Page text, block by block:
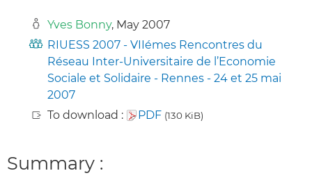
Yves Bonny, May 2007
RIUESS 2007 - VIIémes Rencontres du
Réseau Inter-Universitaire de l’Economie
Sociale et Solidaire - Rennes - 24 et 25 mai
2007
To download :
PDF (130 KiB)
Summary :